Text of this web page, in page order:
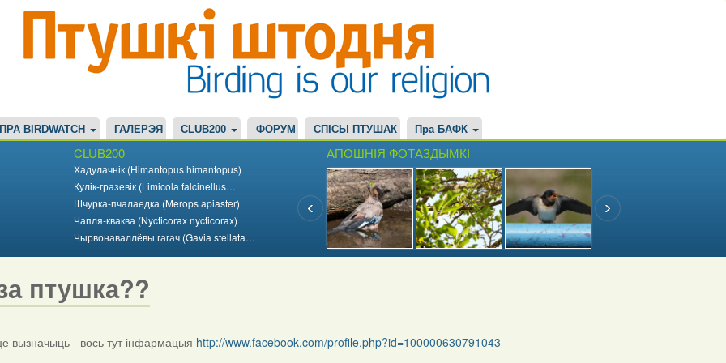
ПРА BIRDWATCH ГАЛЕРЭЯ CLUB200 ФОРУМ СПІСЫ ПТУШАК Пра БАФК
CLUB200
Хадулачнік (Himantopus himantopus)
Кулік-гразевік (Limicola falcinellus…
Шчурка-пчалаедка (Merops apiaster)
Чапля-кваква (Nycticorax nycticorax)
Чырвонаваллёвы гагач (Gavia stellata…
АПОШНІЯ ФОТАЗДЫМКІ
птушка??
вызначыць - вось тут інфармацыя http://www.facebook.com/profile.php?id=100000630791043